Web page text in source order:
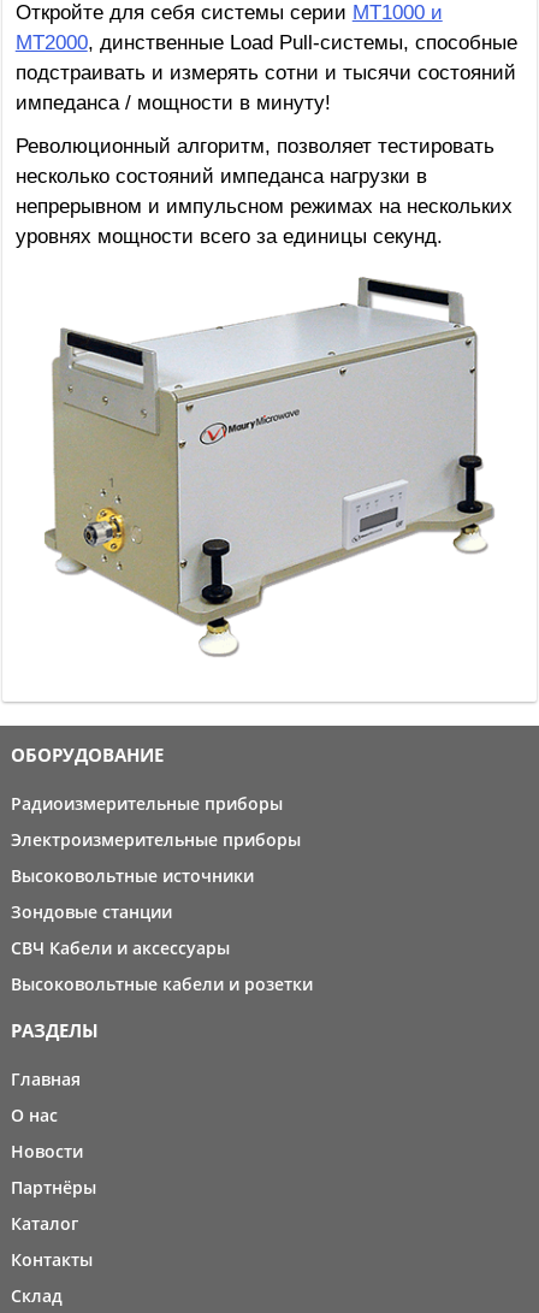
Откройте для себя системы серии MT1000 и
MT2000, динственные Load Pull-системы, способные
подстраивать и измерять сотни и тысячи состояний
импеданса / мощности в минуту!
Революционный алгоритм, позволяет тестировать
несколько состояний импеданса нагрузки в
непрерывном и импульсном режимах на нескольких
уровнях мощности всего за единицы секунд.
ОБОРУДОВАНИЕ
Радиоизмерительные приборы
Электроизмерительные приборы
Высоковольтные источники
Зондовые станции
СВЧ Кабели и аксессуары
Высоковольтные кабели и розетки
РАЗДЕЛЫ
Главная
О нас
Новости
Партнёры
Каталог
Контакты
Склад